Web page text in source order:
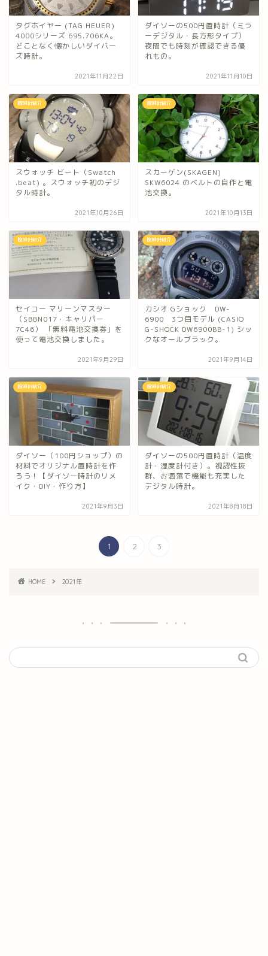
タグホイヤー (TAG HEUER)
4000シリーズ 695.706KA。
どことなく懐かしいダイバー
ズ時計。
2021年11月22日
ダイソーの500円置時計（ミラ
ーデジタル・長方形タイプ）
夜間でも時刻が確認できる優
れもの。
2021年11月10日
腕時計紹介
スウォッチ ビート（Swatch
.beat) 。スウォッチ初のデジ
タル時計。
2021年10月26日
腕時計紹介
スカーゲン(SKAGEN)
SKW6024 のベルトの自作と電
池交換。
2021年10月13日
腕時計紹介
セイコー マリーンマスター
（SBBN017・キャリパー
7C46） 「無料電池交換券」を
使って電池交換しました。
2021年9月29日
腕時計紹介
カシオ Gショック DW-
6900 3つ目モデル (CASIO
G-SHOCK DW6900BB-1) シッ
クなオールブラック。
2021年9月14日
腕時計紹介
ダイソー（100円ショップ）の
材料でオリジナル置時計を作
ろう！【ダイソー時計のリメ
イク・DIY・作り方】
2021年9月3日
腕時計紹介
ダイソーの500円置時計（温度
計・湿度計付き）。視認性抜
群、お洒落で機能も充実した
デジタル時計。
2021年8月18日
1 2 3
HOME 2021年